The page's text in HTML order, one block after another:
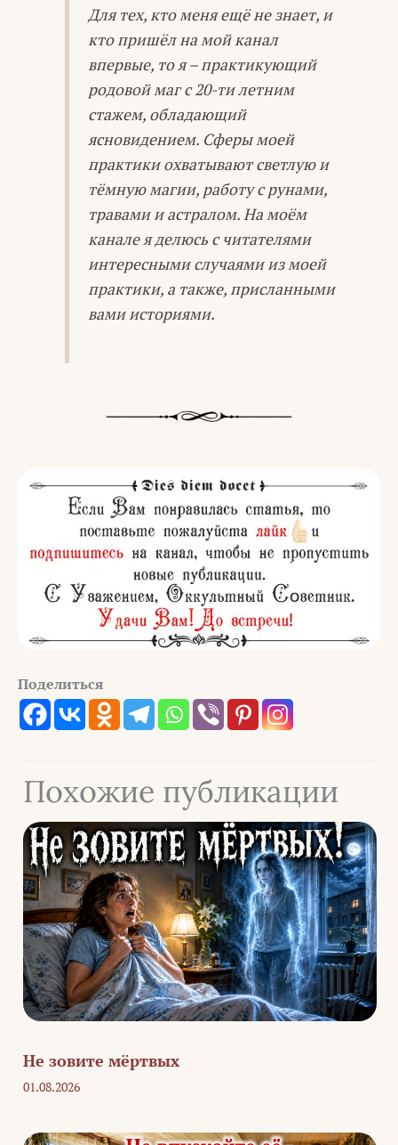
Для тех, кто меня ещё не знает, и
кто пришёл на мой канал
впервые, то я – практикующий
родовой маг с 20-ти летним
стажем, обладающий
ясновидением. Сферы моей
практики охватывают светлую и
тёмную магии, работу с рунами,
травами и астралом. На моём
канале я делюсь с читателями
интересными случаями из моей
практики, а также, присланными
вами историями.
Поделиться
Похожие публикации
Не зовите мёртвых
01.08.2026